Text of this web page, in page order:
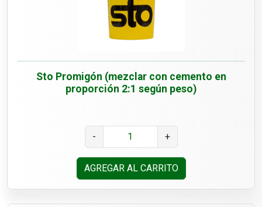
Sto Promigón (mezclar con cemento en
proporción 2:1 según peso)
- +
AGREGAR AL CARRITO